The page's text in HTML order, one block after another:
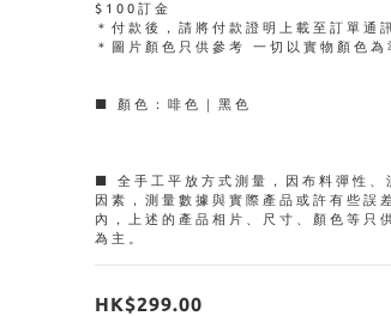
$100訂金
＊付款後，請將付款證明上載至訂單通
＊圖片顏色只供參考 一切以實物顏色為
■ 顏色：啡色｜黑色
■ 全手工平放方式測量，因布料彈性、
因素，測量數據與實際產品或許有些誤
內，上述的產品相片、尺寸、顏色等只
為主。
HK$299.00